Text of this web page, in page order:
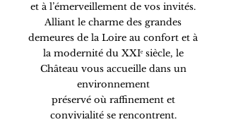
et à l’émerveillement de vos invités.
Alliant le charme des grandes
demeures de la Loire au confort et à
la modernité du XXIᵉ siècle, le
Château vous accueille dans un
environnement
préservé où raffinement et
convivialité se rencontrent.